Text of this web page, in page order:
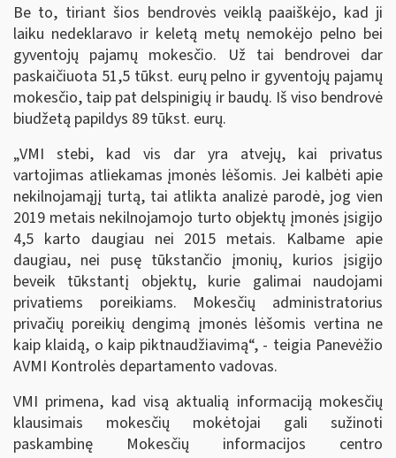
Be to, tiriant šios bendrovės veiklą paaiškėjo, kad ji
laiku nedeklaravo ir keletą metų nemokėjo pelno bei
gyventojų pajamų mokesčio. Už tai bendrovei dar
paskaičiuota 51,5 tūkst. eurų pelno ir gyventojų pajamų
mokesčio, taip pat delspinigių ir baudų. Iš viso bendrovė
biudžetą papildys 89 tūkst. eurų.
„VMI stebi, kad vis dar yra atvejų, kai privatus
vartojimas atliekamas įmonės lėšomis. Jei kalbėti apie
nekilnojamąjį turtą, tai atlikta analizė parodė, jog vien
2019 metais nekilnojamojo turto objektų įmonės įsigijo
4,5 karto daugiau nei 2015 metais. Kalbame apie
daugiau, nei pusę tūkstančio įmonių, kurios įsigijo
beveik tūkstantį objektų, kurie galimai naudojami
privatiems poreikiams. Mokesčių administratorius
privačių poreikių dengimą įmonės lėšomis vertina ne
kaip klaidą, o kaip piktnaudžiavimą“, - teigia Panevėžio
AVMI Kontrolės departamento vadovas.
VMI primena, kad visą aktualią informaciją mokesčių
klausimais mokesčių mokėtojai gali sužinoti
paskambinę Mokesčių informacijos centro